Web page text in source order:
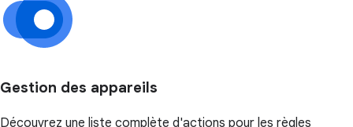
Gestion des appareils
Découvrez une liste complète d'actions pour les règles